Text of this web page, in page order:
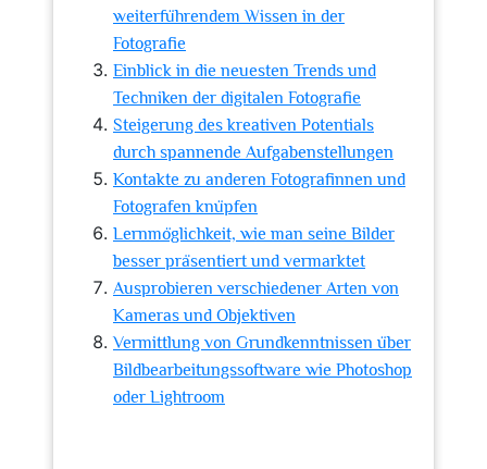
weiterführendem Wissen in der
Fotografie
Einblick in die neuesten Trends und
Techniken der digitalen Fotografie
Steigerung des kreativen Potentials
durch spannende Aufgabenstellungen
Kontakte zu anderen Fotografinnen und
Fotografen knüpfen
Lernmöglichkeit, wie man seine Bilder
besser präsentiert und vermarktet
Ausprobieren verschiedener Arten von
Kameras und Objektiven
Vermittlung von Grundkenntnissen über
Bildbearbeitungssoftware wie Photoshop
oder Lightroom